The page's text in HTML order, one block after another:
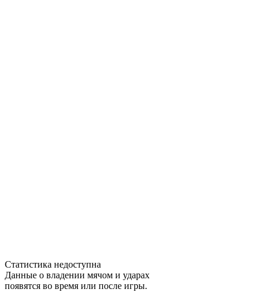
Статистика недоступна
Данные о владении мячом и ударах
появятся во время или после игры.